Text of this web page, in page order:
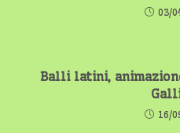
03/
Balli latini,
16/